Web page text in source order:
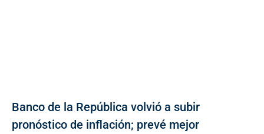
Banco de la República volvió a subir
pronóstico de inflación; prevé mejor